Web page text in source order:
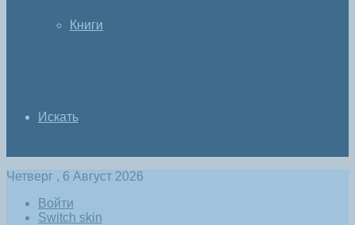
Книги
Искать
Четверг , 6 Август 2026
Войти
Switch skin